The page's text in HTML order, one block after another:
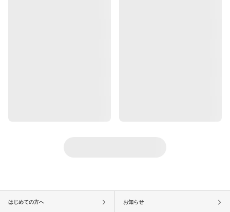
はじめての方へ お知らせ